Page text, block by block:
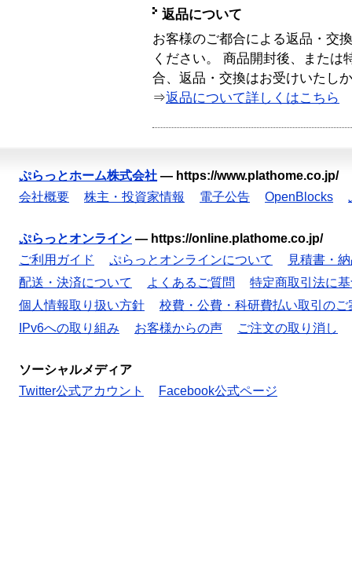
返品について
お客様のご都合による返品・交
ください。 商品開封後、または
合、返品・交換はお受けいたし
⇒返品について詳しくはこちら
ぷらっとホーム株式会社 — https://www.plathome.co.jp/
会社概要
株主・投資家情報 電子公告 OpenBlocks
ぷらっとオンライン — https://online.plathome.co.jp/
ご利用ガイド
ぷらっとオンラインについて
見積書・
配送・決済について
よくあるご質問
特定商取引法に
個人情報取り扱い方針
校費・公費・科研費払い取引のご
IPv6への取り組み
お客様からの声 ご注文の取り消し
ソーシャルメディア
Twitter公式アカウント
Facebook公式ページ